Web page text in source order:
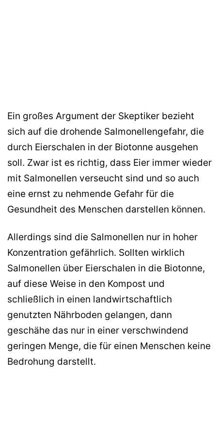
Ein großes Argument der Skeptiker bezieht
sich auf die drohende Salmonellengefahr, die
durch Eierschalen in der Biotonne ausgehen
soll. Zwar ist es richtig, dass Eier immer wieder
mit Salmonellen verseucht sind und so auch
eine ernst zu nehmende Gefahr für die
Gesundheit des Menschen darstellen können.
Allerdings sind die Salmonellen nur in hoher
Konzentration gefährlich. Sollten wirklich
Salmonellen über Eierschalen in die Biotonne,
auf diese Weise in den Kompost und
schließlich in einen landwirtschaftlich
genutzten Nährboden gelangen, dann
geschähe das nur in einer verschwindend
geringen Menge, die für einen Menschen keine
Bedrohung darstellt.